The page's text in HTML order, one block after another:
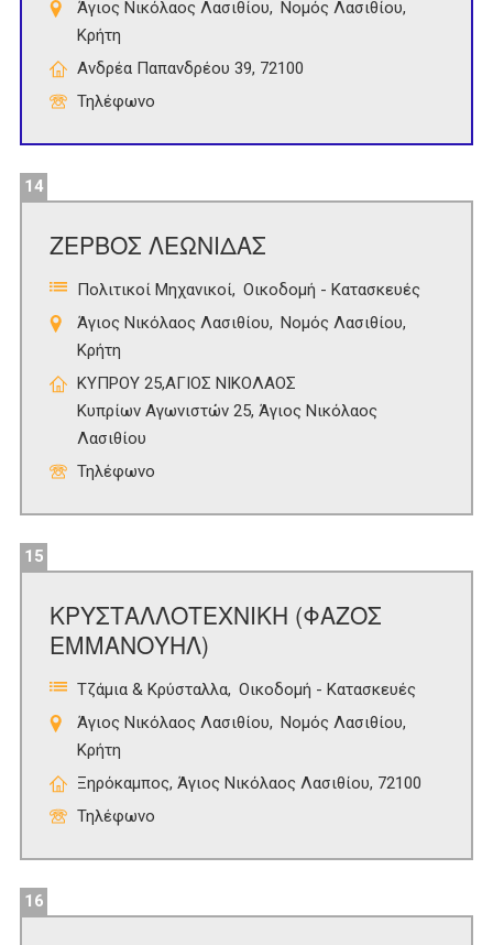
Άγιος Νικόλαος Λασιθίου
Νομός Λασιθίου
Κρήτη
Ανδρέα Παπανδρέου 39, 72100
Τηλέφωνο
14
ΖΕΡΒΟΣ ΛΕΩΝΙΔΑΣ
Πολιτικοί Μηχανικοί Οικοδομή - Κατασκευές
Άγιος Νικόλαος Λασιθίου
Νομός Λασιθίου
Κρήτη
ΚΥΠΡΟΥ 25,ΑΓΙΟΣ ΝΙΚΟΛΑΟΣ
Κυπρίων Αγωνιστών 25, Άγιος Νικόλαος
Λασιθίου
Τηλέφωνο
15
ΚΡΥΣΤΑΛΛΟΤΕΧΝΙΚΗ (ΦΑΖΟΣ
ΕΜΜΑΝΟΥΗΛ)
Τζάμια & Κρύσταλλα Οικοδομή - Κατασκευές
Άγιος Νικόλαος Λασιθίου
Νομός Λασιθίου
Κρήτη
Ξηρόκαμπος, Άγιος Νικόλαος Λασιθίου, 72100
Τηλέφωνο
16